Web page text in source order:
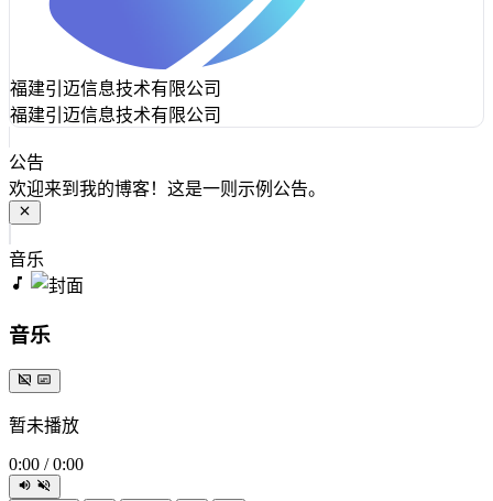
福建引迈信息技术有限公司
福建引迈信息技术有限公司
公告
欢迎来到我的博客！这是一则示例公告。
音乐
音乐
暂未播放
0:00 / 0:00